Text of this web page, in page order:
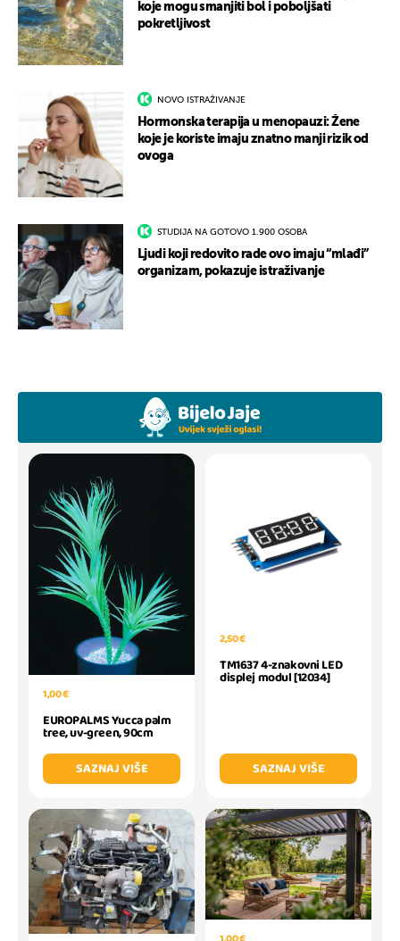
koje mogu smanjiti bol i poboljšati
pokretljivost
NOVO ISTRAŽIVANJE
Hormonska terapija u menopauzi: Žene
koje je koriste imaju znatno manji rizik od
ovoga
STUDIJA NA GOTOVO 1.900 OSOBA
Ljudi koji redovito rade ovo imaju “mlađi”
organizam, pokazuje istraživanje
1,00 €
EUROPALMS Yucca palm
tree, uv-green, 90cm
SAZNAJ VIŠE
2,50 €
TM1637 4-znakovni LED
displej modul [12034]
SAZNAJ VIŠE